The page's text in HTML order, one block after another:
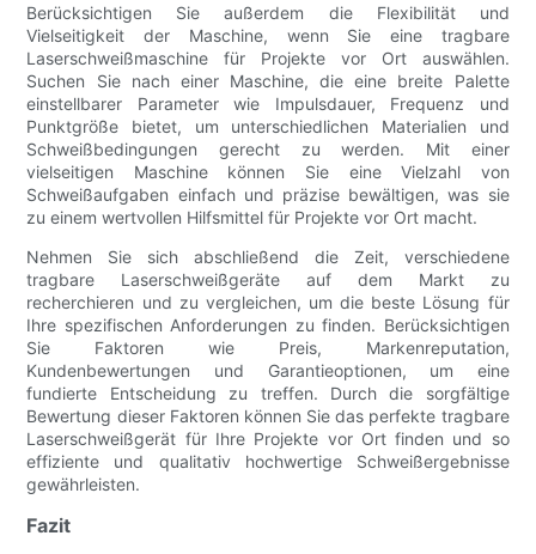
Berücksichtigen Sie außerdem die Flexibilität und
Vielseitigkeit der Maschine, wenn Sie eine tragbare
Laserschweißmaschine für Projekte vor Ort auswählen.
Suchen Sie nach einer Maschine, die eine breite Palette
einstellbarer Parameter wie Impulsdauer, Frequenz und
Punktgröße bietet, um unterschiedlichen Materialien und
Schweißbedingungen gerecht zu werden. Mit einer
vielseitigen Maschine können Sie eine Vielzahl von
Schweißaufgaben einfach und präzise bewältigen, was sie
zu einem wertvollen Hilfsmittel für Projekte vor Ort macht.
Nehmen Sie sich abschließend die Zeit, verschiedene
tragbare Laserschweißgeräte auf dem Markt zu
recherchieren und zu vergleichen, um die beste Lösung für
Ihre spezifischen Anforderungen zu finden. Berücksichtigen
Sie Faktoren wie Preis, Markenreputation,
Kundenbewertungen und Garantieoptionen, um eine
fundierte Entscheidung zu treffen. Durch die sorgfältige
Bewertung dieser Faktoren können Sie das perfekte tragbare
Laserschweißgerät für Ihre Projekte vor Ort finden und so
effiziente und qualitativ hochwertige Schweißergebnisse
gewährleisten.
Fazit